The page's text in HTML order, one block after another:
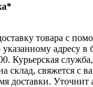
товара с
адресу в
Курьерская
склад, свяжется с
доставки. Уточнит